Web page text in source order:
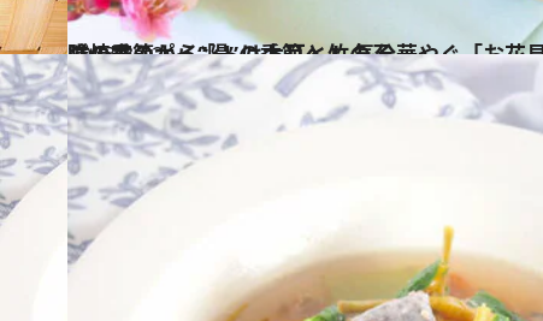
2023.3.12
陰の季節から“陽”の季節へ！ 気分華やぐ「お花見薬膳弁当」レシピ 薬膳焼売のポイントは木耳と竹の子
グルメ